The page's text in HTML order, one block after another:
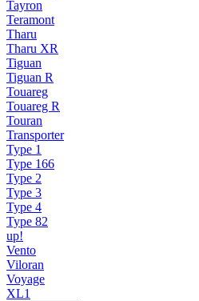
Tayron
Teramont
Tharu
Tharu XR
Tiguan
Tiguan R
Touareg
Touareg R
Touran
Transporter
Type 1
Type 166
Type 2
Type 3
Type 4
Type 82
up!
Vento
Viloran
Voyage
XL1